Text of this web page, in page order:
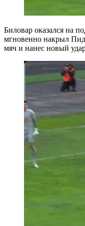
Биловар оказался на
мгновенно накрыл
мяч и нанес новый